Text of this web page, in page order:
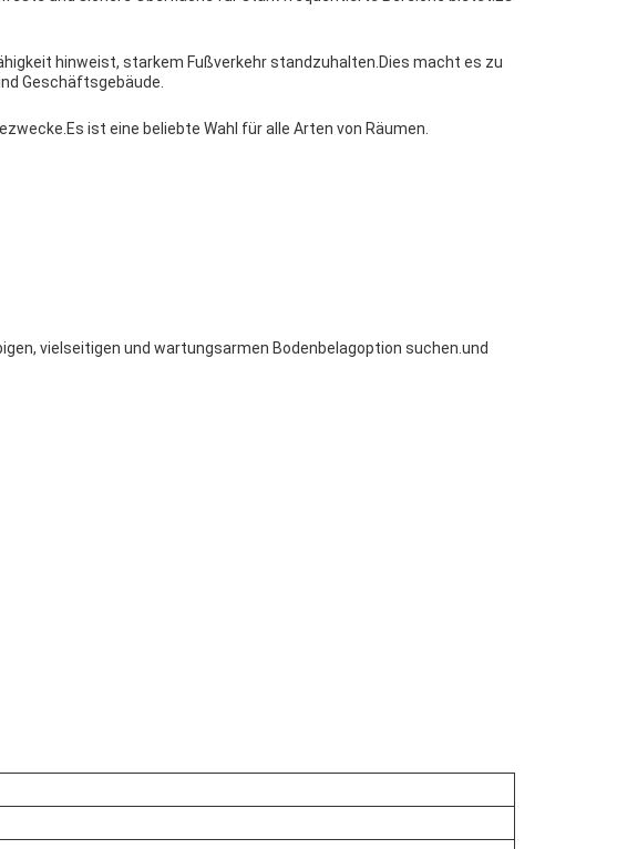
hinweist, starkem Fußverkehr standzuhalten.Dies macht es zu
Geschäftsgebäude.
ist eine beliebte Wahl für alle Arten von Räumen.
vielseitigen und wartungsarmen Bodenbelagoption suchen.und